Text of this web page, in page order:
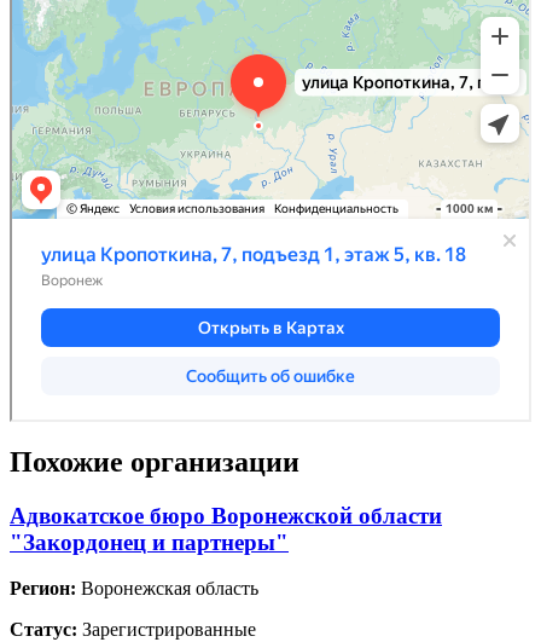
Похожие организации
Адвокатское бюро Воронежской области
"Закордонец и партнеры"
Регион: Воронежская область
Статус: Зарегистрированные